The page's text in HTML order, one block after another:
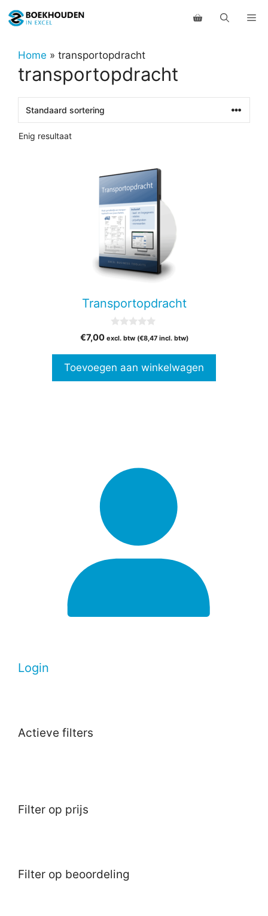
naar
inhoudHome » transportopdracht
transportopdracht
Enig resultaat
Transportopdracht
v
5
€7,00 excl. btw (€8,47incl. btw)
Toevoegen aan winkelwagen
Login
Actieve filters
Filter op prijs
Filter op beoordeling